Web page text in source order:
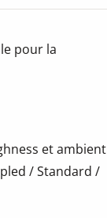
pour la
et ambient
/ Standard /